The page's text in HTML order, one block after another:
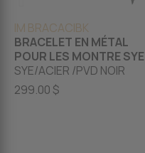
IM BRACACIBK
BRACELET EN MÉTAL
POUR LES MONTRE SYE
SYE/ACIER /PVD NOIR
299.00 $